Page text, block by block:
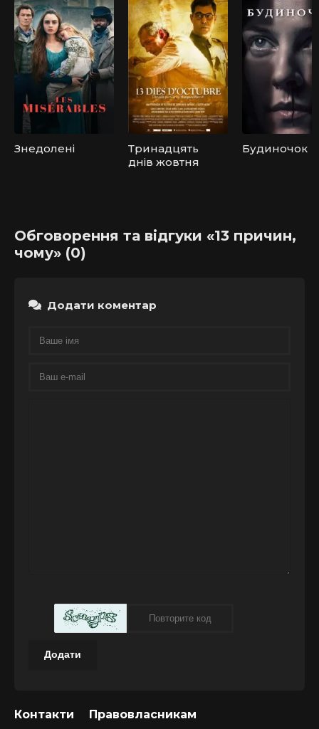
Знедолені
Тринадцять
днів жовтня
Будиночок
Обговорення та відгуки «13 причин,
чому» (0)
Додати коментар
Додати
Контакти Правовласникам